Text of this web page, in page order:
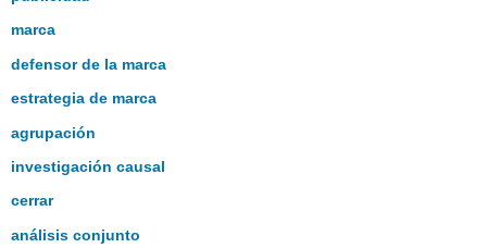
marca
defensor de la marca
estrategia de marca
agrupación
investigación causal
cerrar
análisis conjunto